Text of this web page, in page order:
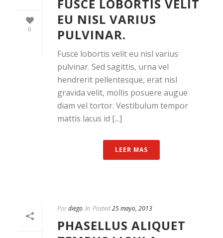
0
FUSCE LOBORTIS VELIT
EU NISL VARIUS
PULVINAR.
Fusce lobortis velit eu nisl varius
pulvinar. Sed sagittis, urna vel
hendrerit pellentesque, erat nisl
gravida velit, mollis posuere augue
diam vel tortor. Vestibulum tempor
mattis lacus id [...]
LEER MAS
Pordiego In Posted25 mayo, 2013
PHASELLUS ALIQUET